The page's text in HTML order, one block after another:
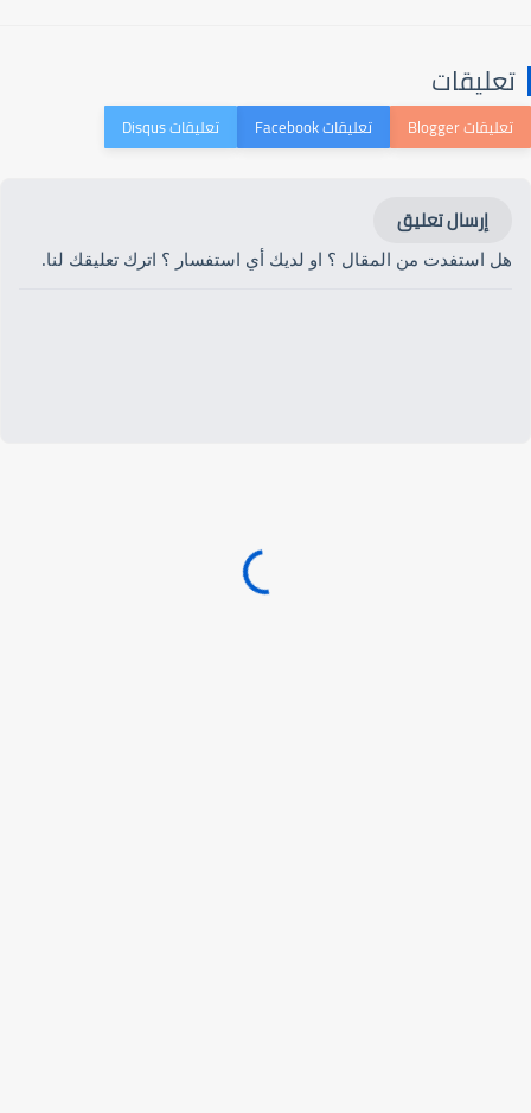
تعليقات
إرسال تعليق
هل استفدت من المقال ؟ او لديك أي استفسار ؟ اترك تعليقك لنا.